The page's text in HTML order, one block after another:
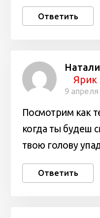
Ответить
Натали
Ярик
9
Посмотрим как
когда ты будеш
твою голову
Ответить